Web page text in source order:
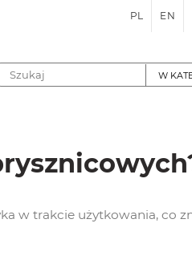
PL EN
W
w trakcie użytkowania, co